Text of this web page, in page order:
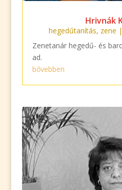
Hrivnák
hegedűtanítás, zene
Zenetanár hegedű- és
ad.
bővebben